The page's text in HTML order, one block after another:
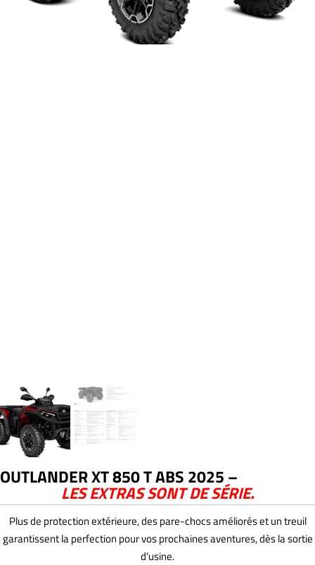
OUTLANDER XT 850 T ABS 2025 –
LES EXTRAS SONT DE SÉRIE.
Plus de protection extérieure, des pare-chocs améliorés et un treuil
garantissent la perfection pour vos prochaines aventures, dès la sortie
d’usine.